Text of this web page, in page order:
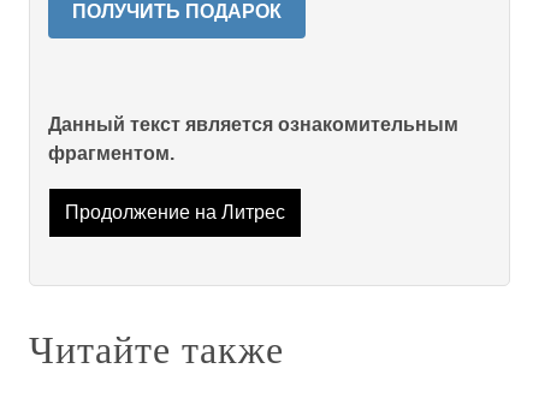
ПОЛУЧИТЬ ПОДАРОК
Данный текст является ознакомительным
фрагментом.
Продолжение на Литрес
Читайте также